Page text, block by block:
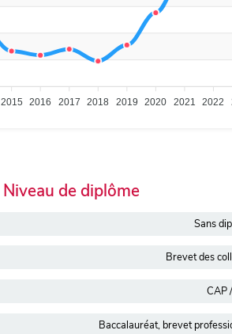
2015 2016 2017 2018 2019 2020 2021 2022
Niveau de diplôme
Sans
Brevet des
CAP
Baccalauréat, brevet